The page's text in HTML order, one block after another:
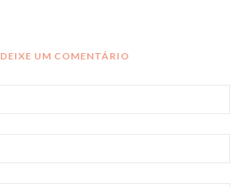
DEIXE UM COMENTÁRIO